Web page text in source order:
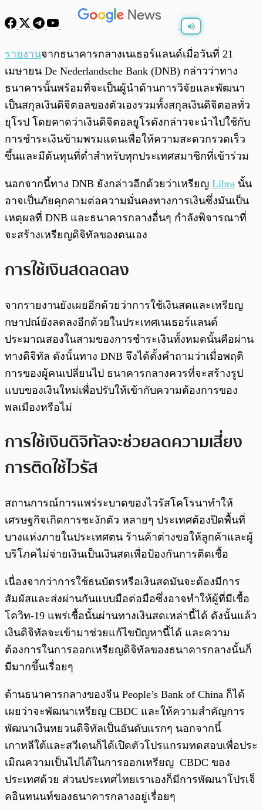
0:00 /
รายงานจากธนาคารกลางเนเธอร์แลนด์เมื่อวันที่ 21
เมษายน De Nederlandsche Bank (DNB) กล่าวว่าทาง
ธนาคารนั้นพร้อมที่จะเป็นผู้นำด้านการวิจัยและพัฒนา
เป็นสกุลเงินดิจิตอลของตัวเองรวมทั้งสกุลเงินดิจิตอลทั่ว
ยุโรป โดยคาดว่าเงินดิจิตอลยูโรดังกล่าวจะนำไปใช้กับ
การชำระเงินข้ามพรมแดนเพื่อให้ความสะดวกรวดเร็ว
ขึ้นและมีต้นทุนที่ต่ำสำหรับทุกประเทศสมาชิกที่เข้าร่วม
นอกจากนี้ทาง DNB ยังกล่าวอีกด้วยว่าเหรียญ Libra นั้น
อาจเป็นภัยคุกคามต่อความมั่นคงทางการเงินซึ่งมันเป็น
เหตุผลที่ DNB และธนาคารกลางอื่นๆ กำลังพิจารณาที่
จะสร้างเหรียญดิจิทัลของตนเอง
การใช้เงินสดลดลง
จากรายงานยังเผยอีกด้วยว่าการใช้เงินสดและเหรียญ
กษาปณ์ยังลดลงอีกด้วยในประเทศเนเธอร์แลนด์
ประมาณสองในสามของการชำระเงินทั้งหมดนั้นคือผ่าน
ทางดิจิทัล ดังนั้นทาง DNB จึงได้ตั้งคำถามว่าเมื่อพฤติ
การของผู้คนเปลี่ยนไป ธนาคารกลางควรที่จะสร้างรูป
แบบของเงินใหม่เพื่อปรับให้เข้ากับความต้องการของ
พลเมืองหรือไม่
การใช้เงินดิจิทัลจะช่วยลดความเสี่ยง
การติดใช้ไวรัส
สถานการณ์การแพร่ระบาดของไวรัสโคโรนาทำให้
เศรษฐกิจเกิดการชะงักตัว หลายๆ ประเทศต้องปิดพื้นที่
บางแห่งภายในประเทศตน ร้านค้าต่างขอให้ลูกค้าและผู้
บริโภคไม่จ่ายเงินเป็นเงินสดเพื่อป้องกันการติดเชื้อ
เนื่องจากว่าการใช้ธนบัตรหรือเงินสดมันจะต้องมีการ
สัมผัสและส่งผ่านกันแบบมือต่อมือซึ่งอาจทำให้ผู้ที่มีเชื้อ
โควิท-19 แพร่เชื้อนั้นผ่านทางเงินสดเหล่านี้ได้ ดังนั้นแล้ว
เงินดิจิทัลจะเข้ามาช่วยแก้ไขปัญหานี้ได้ และความ
ต้องการในการออกเหรียญดิจิทัลของธนาคารกลางนั้นก็
มีมากขึ้นเรื่อยๆ
ด้านธนาคารกลางของจีน People’s Bank of China ก็ได้
เผยว่าจะพัฒนาเหรียญ CBDC และให้ความสำคัญการ
พัฒนาเงินหยวนดิจิทัลเป็นอันดับแรกๆ นอกจากนี้
เกาหลีใต้และสวีเดนก็ได้เปิดตัวโปรแกรมทดสอบเพื่อประ
เมิณความเป็นไปได้ในการออกเหรียญ CBDC ของ
ประเทศด้วย ส่วนประเทศไทยเราเองก็มีการพัฒนาโปรเจ็
คอินทนนท์ของธนาคารกลางอยู่เรื่อยๆ